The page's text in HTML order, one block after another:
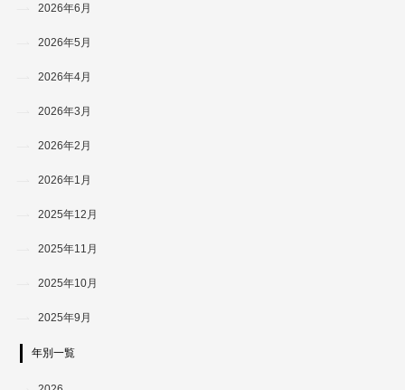
2026年6月
2026年5月
2026年4月
2026年3月
2026年2月
2026年1月
2025年12月
2025年11月
2025年10月
2025年9月
年別一覧